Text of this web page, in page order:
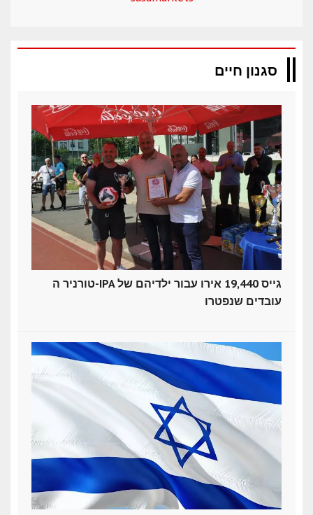
סגנון חיים
טורניר ה-IPA גייס 19,440 אירו עבור ילדיהם של
עובדים שנפטרו